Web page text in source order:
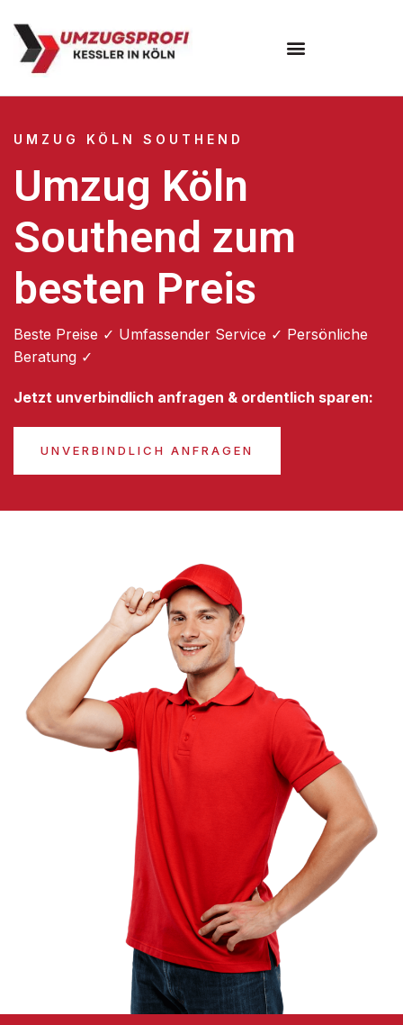
UMZUG KÖLN SOUTHEND
Umzug Köln
Southend zum
besten Preis
Beste Preise ✓ Umfassender Service ✓ Persönliche
Beratung ✓
Jetzt unverbindlich anfragen & ordentlich sparen:
UNVERBINDLICH ANFRAGEN